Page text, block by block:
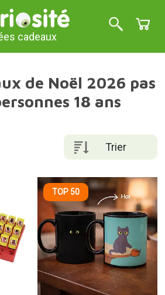
cadeaux
de Noël 2026 pas
18 ans
Trier
TOP 50